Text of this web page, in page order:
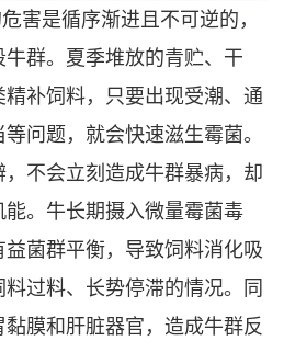
害是循序渐进且不可逆的，
群。夏季堆放的青贮、干
补饲料，只要出现受潮、通
问题，就会快速滋生霉菌。
不会立刻造成牛群暴病，却
。牛长期摄入微量霉菌毒
菌群平衡，导致饲料消化吸
过料、长势停滞的情况。同
膜和肝脏器官，造成牛群反